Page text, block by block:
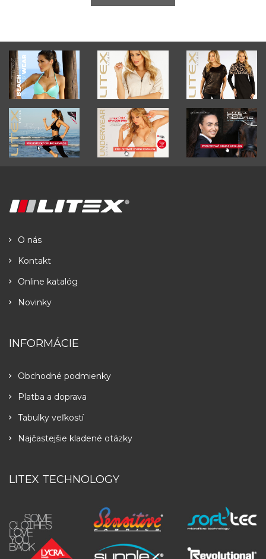
O nás
Kontakt
Online katalóg
Novinky
INFORMÁCIE
Obchodné podmienky
Platba a doprava
Tabulky veľkostí
Najčastejšie kladené otázky
LITEX TECHNOLOGY